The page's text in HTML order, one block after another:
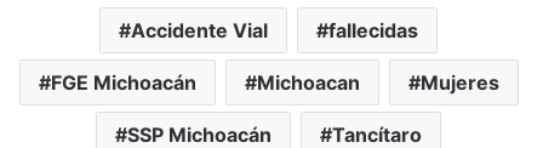
Accidente Vial fallecidas
FGE Michoacán Michoacan Mujeres
SSP Michoacán Tancítaro